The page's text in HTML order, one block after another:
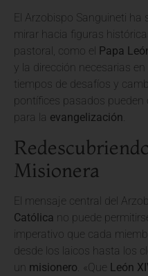
El Arzobispo Sanguineti
mirar hacia figuras
pastoral, como el Papa
y la dirección necesarias en
tiempos de desafíos y
pontífices pasados pueden
para la evangelización.
Misionera
El mensaje central del
Católica no puede
imperativo que cada
desde los laicos hasta los
un misionero . «Que León